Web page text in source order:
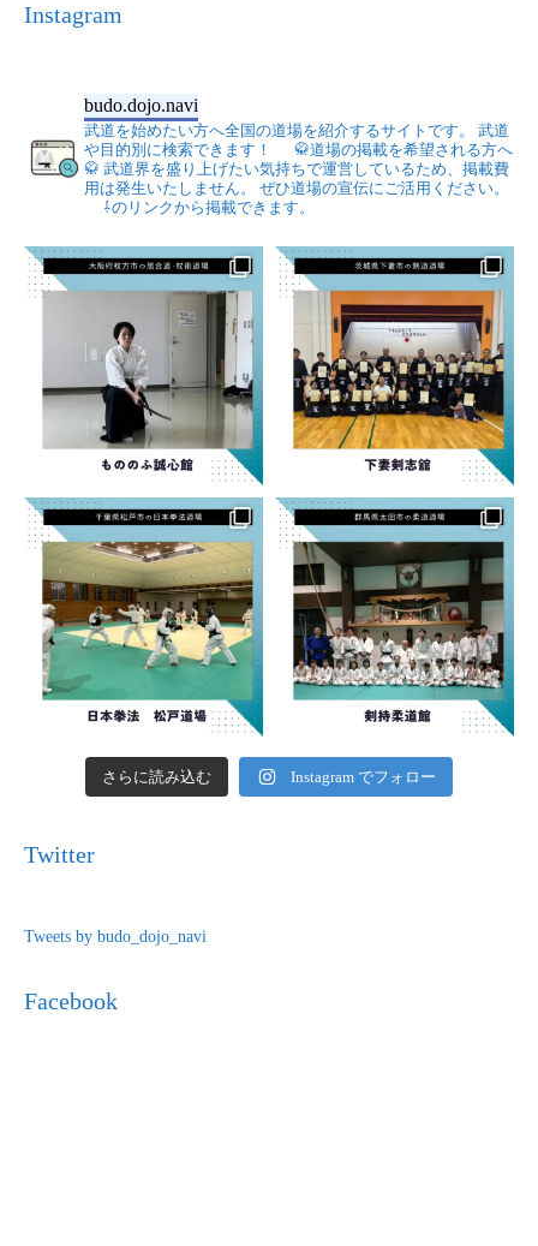
Instagram
budo.dojo.navi
武道を始めたい方へ全国の道場を紹介するサイトです。
武道
や目的別に検索できます！
🥋道場の掲載を希望される方へ
🥋 武道界を盛り上げたい気持ちで運営しているため、掲載費
用は発生いたしません。
ぜひ道場の宣伝にご活用ください。
⇩のリンクから掲載できます。
さらに読み込む Instagram でフォロー
Twitter
Tweets by budo_dojo_navi
Facebook